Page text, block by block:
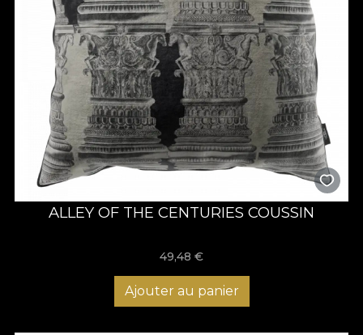
ALLEY OF THE CENTURIES COUSSIN
49,48 €
Ajouter au panier